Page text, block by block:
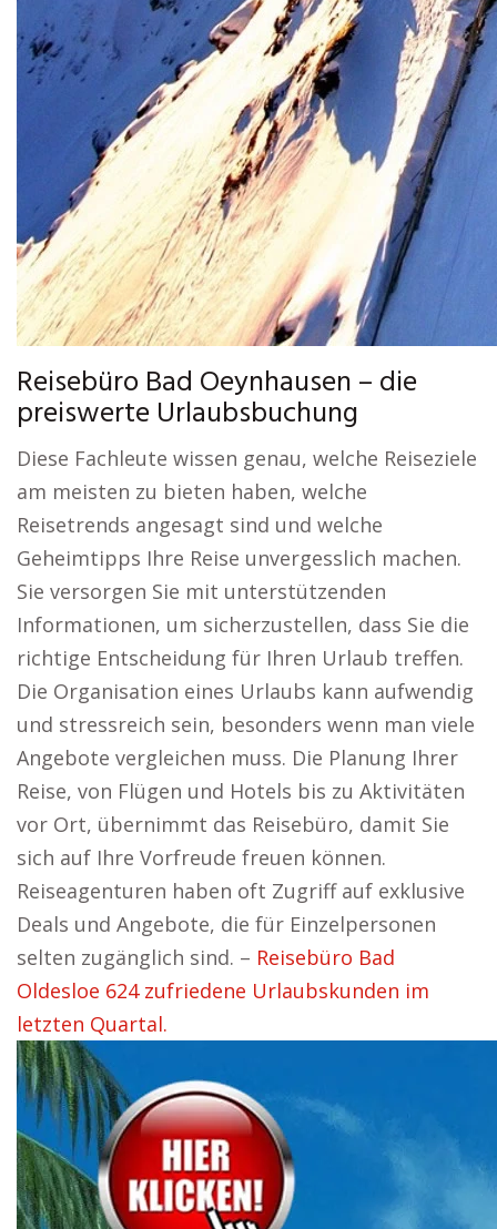
Reisebüro Bad Oeynhausen – die
preiswerte Urlaubsbuchung
Diese Fachleute wissen genau, welche Reiseziele
am meisten zu bieten haben, welche
Reisetrends angesagt sind und welche
Geheimtipps Ihre Reise unvergesslich machen.
Sie versorgen Sie mit unterstützenden
Informationen, um sicherzustellen, dass Sie die
richtige Entscheidung für Ihren Urlaub treffen.
Die Organisation eines Urlaubs kann aufwendig
und stressreich sein, besonders wenn man viele
Angebote vergleichen muss. Die Planung Ihrer
Reise, von Flügen und Hotels bis zu Aktivitäten
vor Ort, übernimmt das Reisebüro, damit Sie
sich auf Ihre Vorfreude freuen können.
Reiseagenturen haben oft Zugriff auf exklusive
Deals und Angebote, die für Einzelpersonen
selten zugänglich sind. – Reisebüro Bad
Oldesloe 624 zufriedene Urlaubskunden im
letzten Quartal.